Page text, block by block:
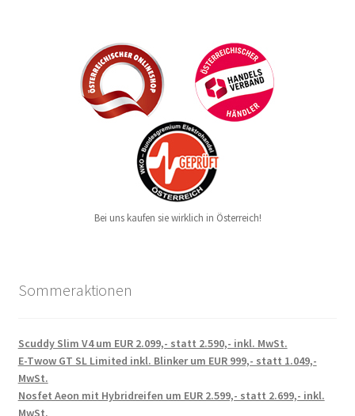
Bei uns kaufen sie wirklich in Österreich!
Sommeraktionen
Scuddy Slim V4 um EUR 2.099,- statt 2.590,- inkl. MwSt.
E-Twow GT SL Limited inkl. Blinker um EUR 999,- statt 1.049,-
MwSt.
Nosfet Aeon mit Hybridreifen um EUR 2.599,- statt 2.699,- inkl.
MwSt.